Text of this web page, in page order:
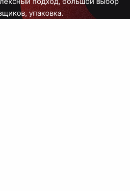
упаковка.